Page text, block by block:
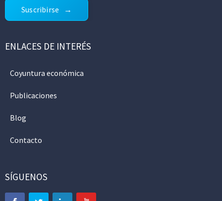
Suscribirse
ENLACES DE INTERÉS
Coyuntura económica
Publicaciones
Blog
Contacto
SÍGUENOS